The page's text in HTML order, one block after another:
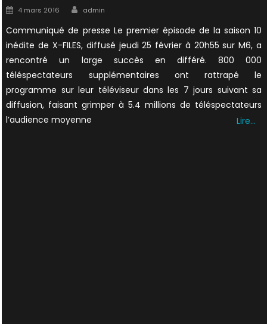
Posted
4 mars 2016 Author
admin
Communiqué de presse Le premier épisode de la saison 10
inédite de X-FILES, diffusé jeudi 25 février à 20h55 sur M6, a
rencontré un large succès en différé. 800 000
téléspectateurs supplémentaires ont rattrapé le
programme sur leur téléviseur dans les 7 jours suivant sa
diffusion, faisant grimper à 5.4 millions de téléspectateurs
l’audience moyenne
Lire…